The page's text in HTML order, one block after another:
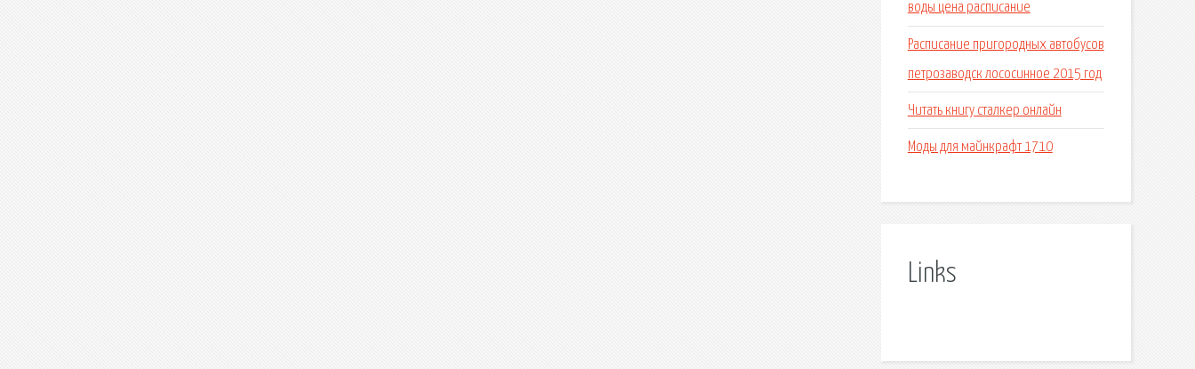
воды цена расписание
Расписание пригородных автобусов
петрозаводск лососинное 2015 год
Читать книгу сталкер онлайн
Моды для майнкрафт 1710
Links